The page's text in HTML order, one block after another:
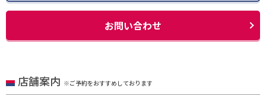
お問い合わせ
店舗案内 ※ご予約をおすすめしております